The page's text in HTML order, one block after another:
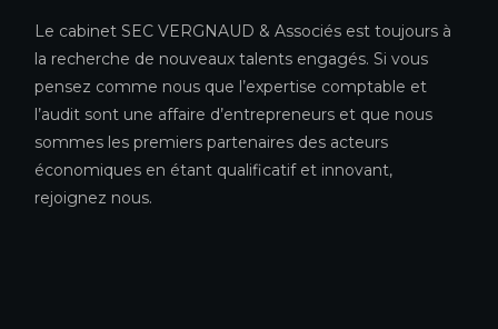
Le cabinet SEC VERGNAUD & Associés est toujours à
la recherche de nouveaux talents engagés. Si vous
pensez comme nous que l’expertise comptable et
l’audit sont une affaire d’entrepreneurs et que nous
sommes les premiers partenaires des acteurs
économiques en étant qualificatif et innovant,
rejoignez nous.